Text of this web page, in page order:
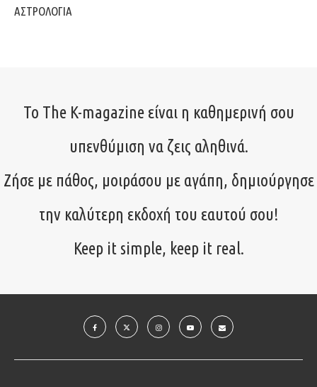
ΑΣΤΡΟΛΟΓΙΑ
Το The K-magazine είναι η καθημερινή σου
υπενθύμιση να ζεις αληθινά.
Ζήσε με πάθος, μοιράσου με αγάπη, δημιούργησε
την καλύτερη εκδοχή του εαυτού σου!
Keep it simple, keep it real.